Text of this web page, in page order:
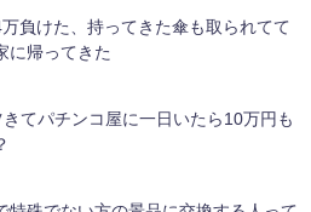
負けた、持ってきた傘も取られてて
に帰ってきた
きてパチンコ屋に一日いたら10万円も